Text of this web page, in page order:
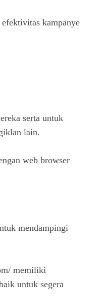
kampanye
serta untuk
lain.
web browser
mendampingi
memiliki
untuk segera